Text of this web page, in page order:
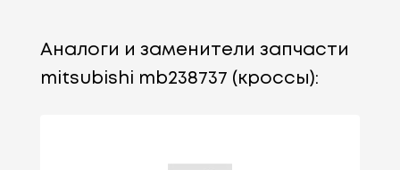
Аналоги и заменители запчасти
mitsubishi mb238737 (кроссы):